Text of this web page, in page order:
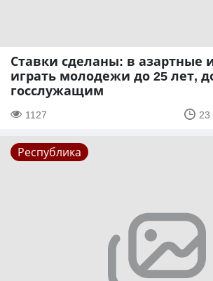
Ставки сделаны: в азартные
играть молодежи до 25 лет,
госслужащим
1127 23
Республика